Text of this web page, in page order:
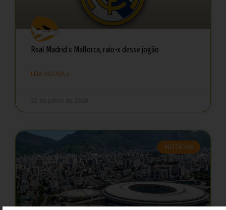
Real Madrid x Mallorca, raio-x desse jogão
LEIA AGORA »
NOTÍCIAS